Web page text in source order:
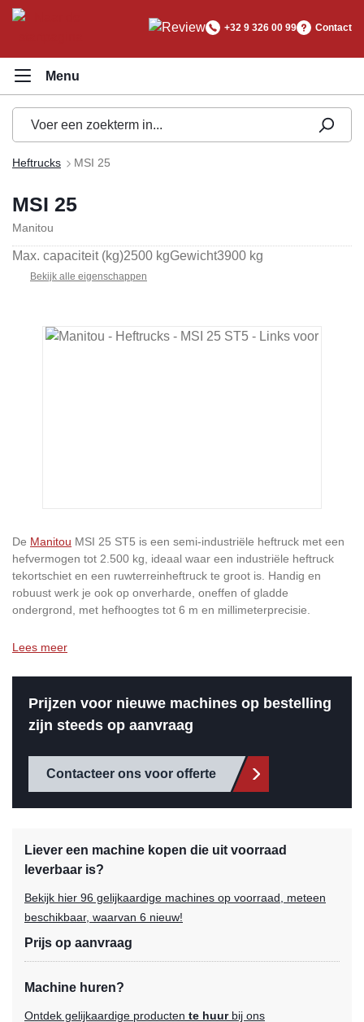
+32 9 326 00 99 Contact
Heftrucks MSI 25
MSI 25
Manitou
Max. capaciteit (kg)2500 kgGewicht3900 kg
Bekijk alle eigenschappen
Afbeeldingengalerij overslaan
De Manitou MSI 25 ST5 is een semi-industriële heftruck met een
hefvermogen tot 2.500 kg, ideaal waar een industriële heftruck
tekortschiet en een ruwterreinheftruck te groot is. Handig en
robuust werk je ook op onverharde, oneffen of gladde
ondergrond, met hefhoogtes tot 6 m en millimeterprecisie.
Lees meer
Prijzen voor nieuwe machines op bestelling
zijn steeds op aanvraag
Contacteer ons voor offerte
Liever een machine kopen die uit voorraad
leverbaar is?
Bekijk hier 96 gelijkaardige machines op voorraad, meteen
beschikbaar, waarvan 6 nieuw!
Prijs op aanvraag
Machine huren?
Ontdek gelijkaardige producten te huurbij ons